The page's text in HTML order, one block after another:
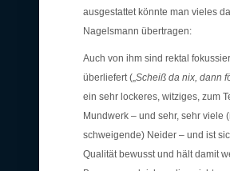
ausgestattet könnte man vieles
Nagelsmann übertragen:
Auch von ihm sind rektal
überliefert („Scheiß da nix, dann
ein sehr lockeres, witziges, zum
Mundwerk – und sehr, sehr viele
schweigende) Neider – und ist
Qualität bewusst und hält damit